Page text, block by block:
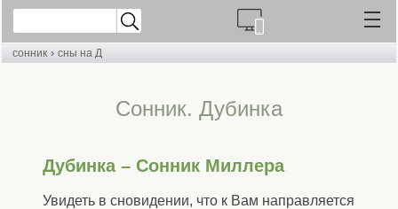
сонник › сны на Д
Cонник. Дубинка
Дубинка – Сонник Миллера
Увидеть в сновидении, что к Вам направляется